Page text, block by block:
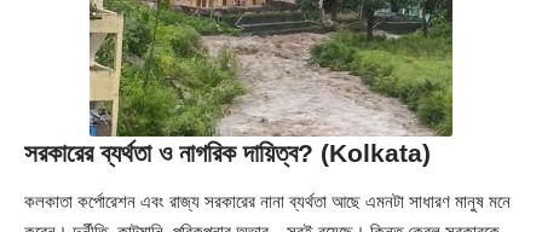
সরকারের ব্যর্থতা ও নাগরিক দায়িত্ব? (Kolkata)
কলকাতা কর্পোরেশন এবং রাজ্য সরকারের নানা ব্যর্থতা আছে এমনটা সাধারণ মানুষ মনে